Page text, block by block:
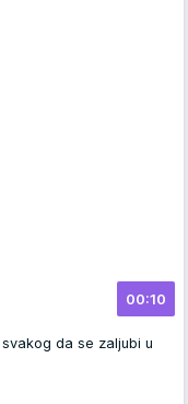
00:10
da se zaljubi u